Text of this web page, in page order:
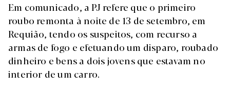
Em comunicado, a PJ refere que o primeiro
roubo remonta à noite de 13 de setembro, em
Requião, tendo os suspeitos, com recurso a
armas de fogo e efetuando um disparo, roubado
dinheiro e bens a dois jovens que estavam no
interior de um carro.